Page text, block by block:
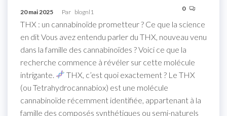
20 mai 2025 Par blognl1 0
THX : un cannabinoïde prometteur ? Ce que la science
en dit Vous avez entendu parler du THX, nouveau venu
dans la famille des cannabinoïdes ? Voici ce que la
recherche commence à révéler sur cette molécule
intrigante.
THX, c’est quoi exactement ? Le THX
(ou Tetrahydrocannabiox) est une molécule
cannabinoïde récemment identifiée, appartenant à la
famille des composés synthétiques ou semi-naturels